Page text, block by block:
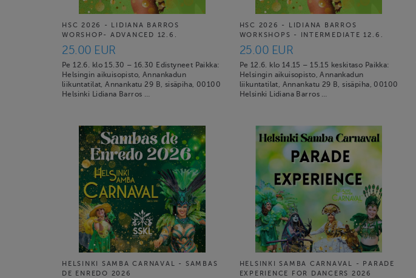
HSC 2026 - LIDIANA BARROS
WORSHOP- ADVANCED 12.6.
25.00 EUR
Pe 12.6. klo 15.30 – 16.30 Edistyneet Paikka:
Helsingin aikuisopisto, Annankadun
liikuntatilat, Annankatu 29 B, sisäpiha, 00100
Helsinki Lidiana Barros …
HSC 2026 - LIDIANA BARROS
WORKSHOPS - INTERMEDIATE 12.6.
25.00 EUR
Pe 12.6. klo 14.15 – 15.15 keskitaso Paikka:
Helsingin aikuisopisto, Annankadun
liikuntatilat, Annankatu 29 B, sisäpiha, 00100
Helsinki Lidiana Barros …
HELSINKI SAMBA CARNAVAL - SAMBAS
DE ENREDO 2026
HELSINKI SAMBA CARNAVAL - PARADE
EXPERIENCE FOR DANCERS 2026